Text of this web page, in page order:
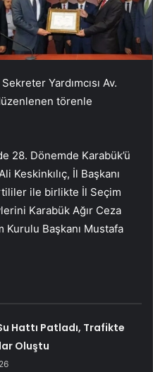
Yardımcısı Av.
törenle
28. Dönemde Karabük’ü
Keskinkılıç, İl Başkanı
ile birlikte İl Seçim
Karabük Ağır Ceza
Kurulu Başkanı Mustafa
Hattı Patladı, Trafikte
Oluştu